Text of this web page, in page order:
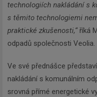
technologiích nakládání s
s těmito technologiemi
praktické zkušenosti,“říká
odpadů společnosti Veolia.
Ve své přednášce
nakládání s komunálním
srovná přímé energetické